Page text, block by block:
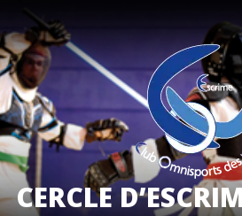
CERCLE